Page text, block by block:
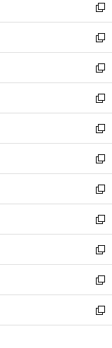
く
新
し
い
ウ
ィ
ン
ド
ウ
で
開
く
新
し
い
ウ
ィ
ン
ド
ウ
で
開
く
新
し
い
ウ
ィ
ン
ド
ウ
で
開
く
新
し
い
ウ
ィ
ン
ド
ウ
で
開
く
新
し
い
ウ
ィ
ン
ド
ウ
で
開
く
新
し
い
ウ
ィ
ン
ド
ウ
で
開
く
新
し
い
ウ
ィ
ン
ド
ウ
で
開
新
し
い
ウ
ィ
ン
ド
ウ
新
し
い
ウ
ィ
ン
新
し
い
ウ
新
し